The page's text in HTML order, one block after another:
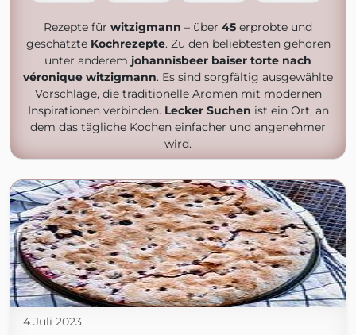
Rezepte für witzigmann – über 45 erprobte und
geschätzte Kochrezepte. Zu den beliebtesten gehören
unter anderem johannisbeer baiser torte nach
véronique witzigmann. Es sind sorgfältig ausgewählte
Vorschläge, die traditionelle Aromen mit modernen
Inspirationen verbinden. Lecker Suchen ist ein Ort, an
dem das tägliche Kochen einfacher und angenehmer
wird.
4 Juli 2023